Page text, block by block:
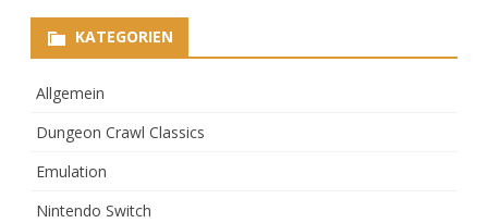
KATEGORIEN
Allgemein
Dungeon Crawl Classics
Emulation
Nintendo Switch